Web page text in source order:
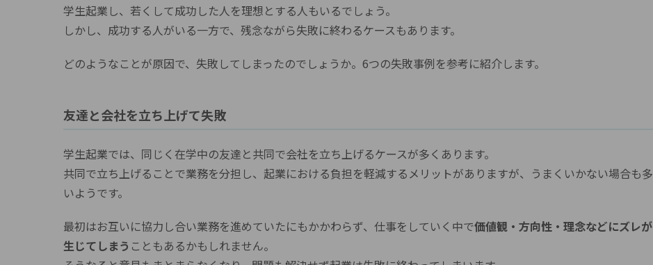
学生起業し、若くして成功した人を理想とする人もいるでしょう。
しかし、成功する人がいる一方で、残念ながら失敗に終わるケースもあります。
どのようなことが原因で、失敗してしまったのでしょうか。6つの失敗事例を参考に紹介します。
友達と会社を立ち上げて失敗
学生起業では、同じく在学中の友達と共同で会社を立ち上げるケースが多くあります。
共同で立ち上げることで業務を分担し、起業における負担を軽減するメリットがありますが、うまくいかない場合も多
いようです。
最初はお互いに協力し合い業務を進めていたにもかかわらず、仕事をしていく中で価値観・方向性・理念などにズレが
生じてしまう こともあるかもしれません。